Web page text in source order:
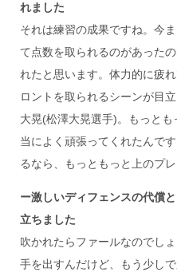
れました
それは練習の成果ですね。今
て点数を取られるのがあった
れたと思います。体力的に疲
ロントを取られるシーンが目
大晃(松澤大晃選手)。もっと
当によく頑張ってくれたんで
るなら、もっともっと上のプ
ー激しいディフェンスの代償
立ちました
吹かれたらファールなのでし
手を出すんだけど、もう少し